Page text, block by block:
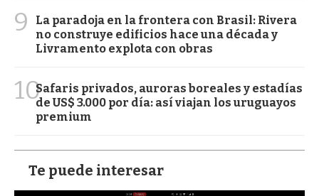
9
La paradoja en la frontera con Brasil: Rivera
no construye edificios hace una década y
Livramento explota con obras
10Safaris privados, auroras boreales y estadías
de US$ 3.000 por día: así viajan los uruguayos
premium
Te puede interesar